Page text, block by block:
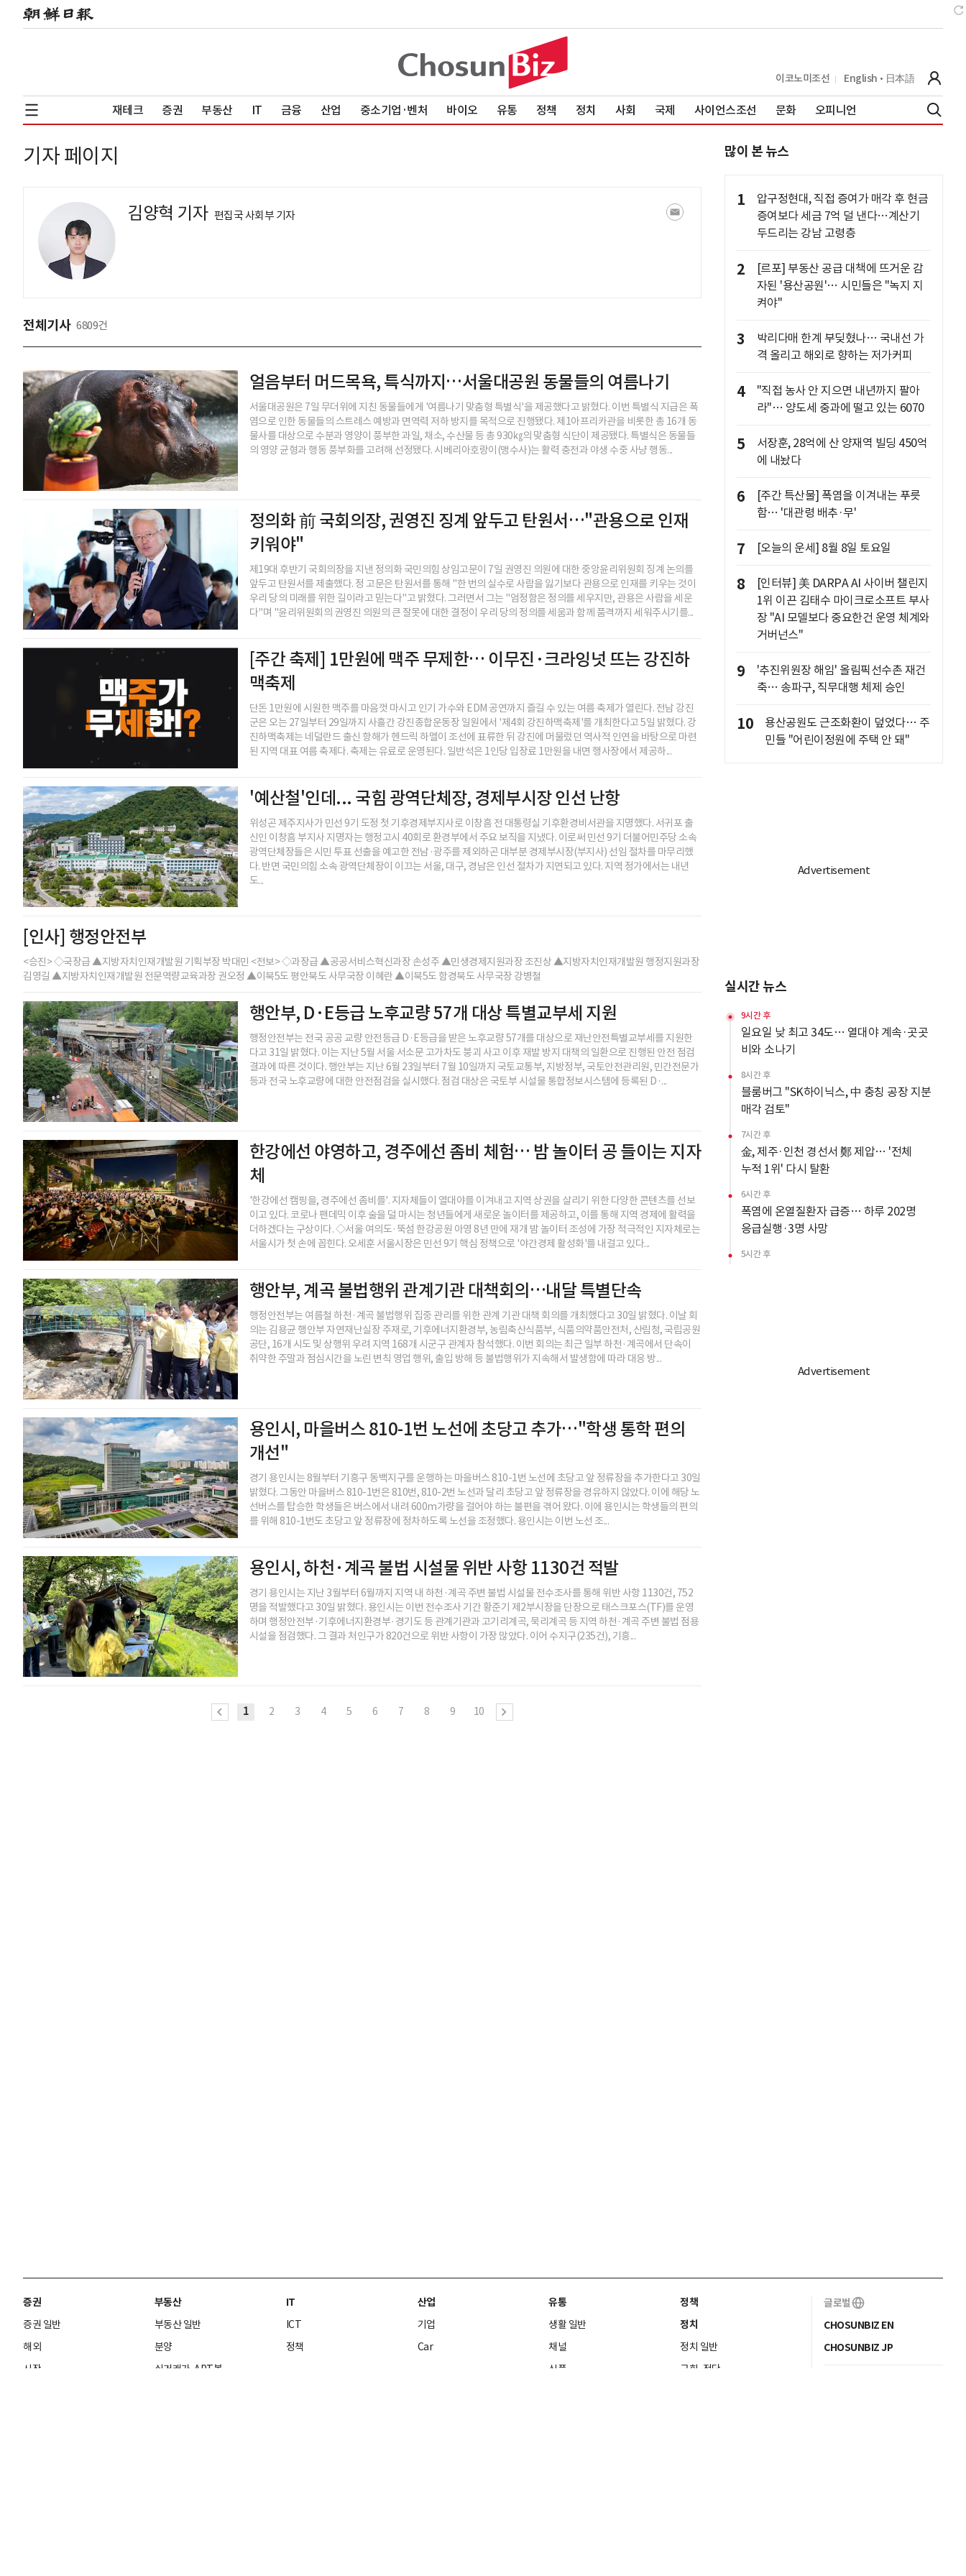
이코노미조선 English 日本語
재테크 증권 부동산 IT 금융 산업 중소기업·벤처 바이오 유통 정책 정치 사회 국제 사이언스조선 문화 오피니언
기자 페이지
김양혁 기자 편집국 사회부 기자
전체기사 6809건
얼음부터 머드목욕, 특식까지…서울대공원 동물들의 여름나기
서울대공원은 7일 무더위에 지친 동물들에게 '여름나기 맞춤형 특별식'을 제공했다고 밝혔다. 이번 특별식 지급은 폭
염으로 인한 동물들의 스트레스 예방과 면역력 저하 방지를 목적으로 진행됐다. 제1아프리카관을 비롯한 총 16개 동
물사를 대상으로 수분과 영양이 풍부한 과일, 채소, 수산물 등 총 930㎏의 맞춤형 식단이 제공됐다. 특별식은 동물들
의 영양 균형과 행동 풍부화를 고려해 선정됐다. 시베리아호랑이(맹수사)는 활력 충전과 야생 수중 사냥 행동...
정의화 前 국회의장, 권영진 징계 앞두고 탄원서…"관용으로 인재
키워야"
제19대 후반기 국회의장을 지낸 정의화 국민의힘 상임고문이 7일 권영진 의원에 대한 중앙윤리위원회 징계 논의를
앞두고 탄원서를 제출했다. 정 고문은 탄원서를 통해 "한 번의 실수로 사람을 잃기보다 관용으로 인재를 키우는 것이
우리 당의 미래를 위한 길이라고 믿는다"고 밝혔다. 그러면서 그는 "엄정함은 정의를 세우지만, 관용은 사람을 세운
다"며 "윤리위원회의 권영진 의원의 큰 잘못에 대한 결정이 우리 당의 정의를 세움과 함께 품격까지 세워주시기를...
[주간 축제] 1만원에 맥주 무제한… 이무진·크라잉넛 뜨는 강진하
맥축제
단돈 1만원에 시원한 맥주를 마음껏 마시고 인기 가수와 EDM 공연까지 즐길 수 있는 여름 축제가 열린다. 전남 강진
군은 오는 27일부터 29일까지 사흘간 강진종합운동장 일원에서 '제4회 강진하맥축제'를 개최한다고 5일 밝혔다. 강
진하맥축제는 네덜란드 출신 항해가 헨드릭 하멜이 조선에 표류한 뒤 강진에 머물렀던 역사적 인연을 바탕으로 마련
된 지역 대표 여름 축제다. 축제는 유료로 운영된다. 일반석은 1인당 입장료 1만원을 내면 행사장에서 제공하...
'예산철'인데... 국힘 광역단체장, 경제부시장 인선 난항
위성곤 제주지사가 민선 9기 도정 첫 기후경제부지사로 이창흠 전 대통령실 기후환경비서관을 지명했다. 서귀포 출
신인 이창흠 부지사 지명자는 행정고시 40회로 환경부에서 주요 보직을 지냈다. 이로써 민선 9기 더불어민주당 소속
광역단체장들은 시민 투표 선출을 예고한 전남·광주를 제외하곤 대부분 경제부시장(부지사) 선임 절차를 마무리했
다. 반면 국민의힘 소속 광역단체장이 이끄는 서울, 대구, 경남은 인선 절차가 지연되고 있다. 지역 정가에서는 내년
도...
[인사] 행정안전부
<승진> ◇국장급 ▲지방자치인재개발원 기획부장 박대민 <전보> ◇과장급 ▲공공서비스혁신과장 손성주 ▲민생경제지원과장 조진상 ▲지방자치인재개발원 행정지원과장
김영길 ▲지방자치인재개발원 전문역량교육과장 권오정 ▲이북5도 평안북도 사무국장 이혜란 ▲이북5도 함경북도 사무국장 강병철
행안부, D·E등급 노후교량 57개 대상 특별교부세 지원
행정안전부는 전국 공공 교량 안전등급 D·E등급을 받은 노후교량 57개를 대상으로 재난안전특별교부세를 지원한
다고 31일 밝혔다. 이는 지난 5월 서울 서소문 고가차도 붕괴 사고 이후 재발 방지 대책의 일환으로 진행된 안전 점검
결과에 따른 것이다. 행안부는 지난 6월 23일부터 7월 10일까지 국토교통부, 지방정부, 국토안전관리원, 민간전문가
등과 전국 노후교량에 대한 안전점검을 실시했다. 점검 대상은 국토부 시설물 통합정보시스템에 등록된 D·...
한강에선 야영하고, 경주에선 좀비 체험… 밤 놀이터 공 들이는 지자
체
'한강에선 캠핑을, 경주에선 좀비를'. 지자체들이 열대야를 이겨내고 지역 상권을 살리기 위한 다양한 콘텐츠를 선보
이고 있다. 코로나 팬데믹 이후 술을 덜 마시는 청년들에게 새로운 놀이터를 제공하고, 이를 통해 지역 경제에 활력을
더하겠다는 구상이다. ◇서울 여의도·뚝섬 한강공원 아영 8년 만에 재개 밤 놀이터 조성에 가장 적극적인 지자체로는
서울시가 첫 손에 꼽힌다. 오세훈 서울시장은 민선 9기 핵심 정책으로 '야간경제 활성화'를 내걸고 있다...
행안부, 계곡 불법행위 관계기관 대책회의…내달 특별단속
행정안전부는 여름철 하천·계곡 불법행위 집중 관리를 위한 관계 기관 대책 회의를 개최했다고 30일 밝혔다. 이날 회
의는 김용균 행안부 자연재난실장 주재로, 기후에너지환경부, 농림축산식품부, 식품의약품안전처, 산림청, 국립공원
공단, 16개 시도 및 상행위 우려 지역 168개 시군구 관계자 참석했다. 이번 회의는 최근 일부 하천·계곡에서 단속이
취약한 주말과 점심시간을 노린 변칙 영업 행위, 출입 방해 등 불법행위가 지속해서 발생함에 따라 대응 방...
용인시, 마을버스 810-1번 노선에 초당고 추가…"학생 통학 편의
개선"
경기 용인시는 8월부터 기흥구 동백지구를 운행하는 마을버스 810-1번 노선에 초당고 앞 정류장을 추가한다고 30일
밝혔다. 그동안 마을버스 810-1번은 810번, 810-2번 노선과 달리 초당고 앞 정류장을 경유하지 않았다. 이에 해당 노
선버스를 탑승한 학생들은 버스에서 내려 600m가량을 걸어야 하는 불편을 겪어 왔다. 이에 용인시는 학생들의 편의
를 위해 810-1번도 초당고 앞 정류장에 정차하도록 노선을 조정했다. 용인시는 이번 노선 조...
용인시, 하천·계곡 불법 시설물 위반 사항 1130건 적발
경기 용인시는 지난 3월부터 6월까지 지역 내 하천·계곡 주변 불법 시설물 전수조사를 통해 위반 사항 1130건, 752
명을 적발했다고 30일 밝혔다. 용인시는 이번 전수조사 기간 황준기 제2부시장을 단장으로 태스크포스(TF)를 운영
하며 행정안전부·기후에너지환경부·경기도 등 관계기관과 고기리계곡, 묵리계곡 등 지역 하천·계곡 주변 불법 점용
시설을 점검했다. 그 결과 처인구가 820건으로 위반 사항이 가장 많았다. 이어 수지구(235건), 기흥...
1 2 3 4 5 6 7 8 9 10
많이 본 뉴스
1
압구정현대, 직접 증여가 매각 후 현금
증여보다 세금 7억 덜 낸다…계산기
두드리는 강남 고령층
2
[르포] 부동산 공급 대책에 뜨거운 감
자된 '용산공원'… 시민들은 "녹지 지
켜야"
3
박리다매 한계 부딪혔나… 국내선 가
격 올리고 해외로 향하는 저가커피
4
"직접 농사 안 지으면 내년까지 팔아
라"… 양도세 중과에 떨고 있는 6070
5
서장훈, 28억에 산 양재역 빌딩 450억
에 내놨다
6
[주간 특산물] 폭염을 이겨내는 푸릇
함… '대관령 배추·무'
7 [오늘의 운세] 8월 8일 토요일
8
[인터뷰] 美 DARPA AI 사이버 챌린지
1위 이끈 김태수 마이크로소프트 부사
장 "AI 모델보다 중요한건 운영 체계와
거버넌스"
9
'추진위원장 해임' 올림픽선수촌 재건
축… 송파구, 직무대행 체제 승인
10
용산공원도 근조화환이 덮었다… 주
민들 "어린이정원에 주택 안 돼"
실시간 뉴스
9시간 후
일요일 낮 최고 34도… 열대야 계속·곳곳
비와 소나기
8시간 후
블룸버그 "SK하이닉스, 中 충칭 공장 지분
매각 검토"
7시간 후
金, 제주·인천 경선서 鄭 제압… '전체
누적 1위' 다시 탈환
6시간 후
폭염에 온열질환자 급증… 하루 202명
응급실행·3명 사망
5시간 후
증권
증권 일반
해외
시장
부동산
부동산 일반
분양
실거래가-APT봇
IT
ICT
정책
산업
기업
Car
유통
생활 일반
채널
식품
정책
정치
정치 일반
국회·정당
글로벌
CHOSUNBIZ EN
CHOSUNBIZ JP